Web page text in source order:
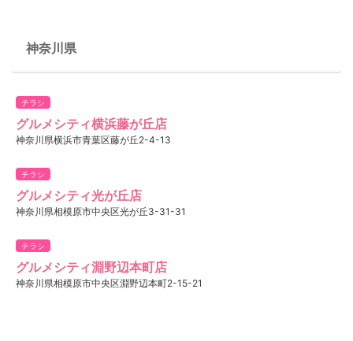
神奈川県
チラシ
グルメシティ横浜藤が丘店
神奈川県横浜市青葉区藤が丘2-4-13
チラシ
グルメシティ光が丘店
神奈川県相模原市中央区光が丘3-31-31
チラシ
グルメシティ淵野辺本町店
神奈川県相模原市中央区淵野辺本町2-15-21